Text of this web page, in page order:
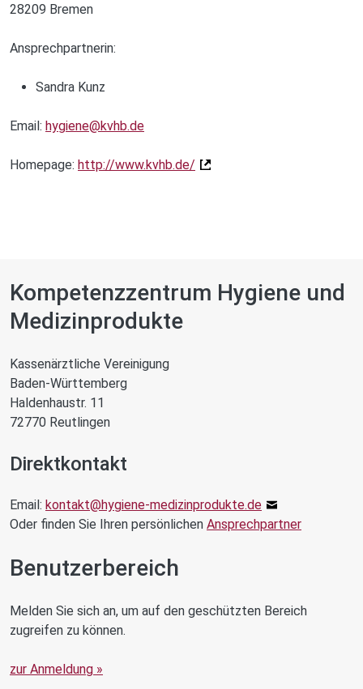
28209 Bremen
Ansprechpartnerin:
Sandra Kunz
Email: hygiene@kvhb.de
Homepage: http://www.kvhb.de/
Kompetenzzentrum Hygiene und
Medizinprodukte
Kassenärztliche Vereinigung
Baden-Württemberg
Haldenhaustr. 11
72770 Reutlingen
Direktkontakt
Email: kontakt@hygiene-medizinprodukte.de
Oder finden Sie Ihren persönlichen Ansprechpartner
Benutzerbereich
Melden Sie sich an, um auf den geschützten Bereich
zugreifen zu können.
zur Anmeldung »